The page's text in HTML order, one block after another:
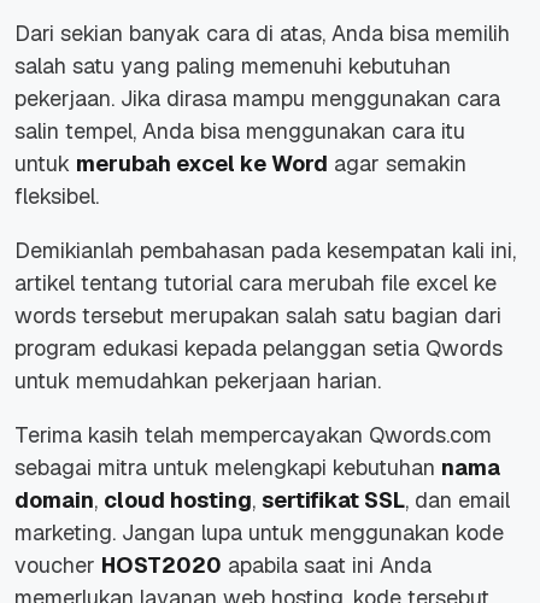
Dari sekian banyak cara di atas, Anda bisa memilih
salah satu yang paling memenuhi kebutuhan
pekerjaan. Jika dirasa mampu menggunakan cara
salin tempel, Anda bisa menggunakan cara itu
untuk merubah excel ke Word agar semakin
fleksibel.
Demikianlah pembahasan pada kesempatan kali ini,
artikel tentang tutorial cara merubah file excel ke
words tersebut merupakan salah satu bagian dari
program edukasi kepada pelanggan setia Qwords
untuk memudahkan pekerjaan harian.
Terima kasih telah mempercayakan Qwords.com
sebagai mitra untuk melengkapi kebutuhan nama
domain, cloud hosting, sertifikat SSL, dan email
marketing. Jangan lupa untuk menggunakan kode
voucher HOST2020 apabila saat ini Anda